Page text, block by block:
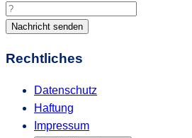
Nachricht senden
Rechtliches
Datenschutz
Haftung
Impressum